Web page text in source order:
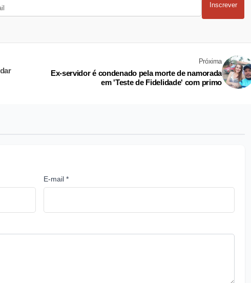
Inscrever
Próxima
Ex-servidor é condenado pela morte de namorada
em 'Teste de Fidelidade' com primo
E-mail *